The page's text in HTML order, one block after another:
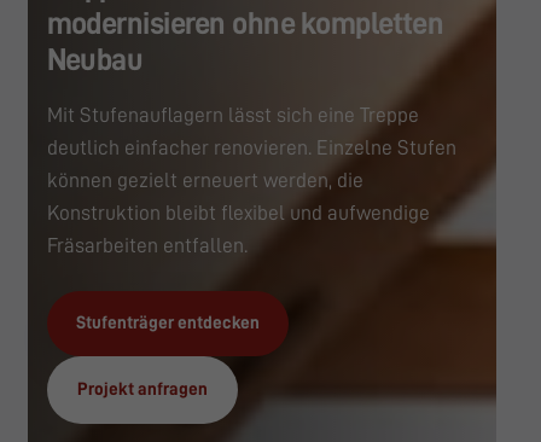
modernisieren ohne kompletten
Neubau
Mit Stufenauflagern lässt sich eine Treppe
deutlich einfacher renovieren. Einzelne Stufen
können gezielt erneuert werden, die
Konstruktion bleibt flexibel und aufwendige
Fräsarbeiten entfallen.
Stufenträger entdecken
Projekt anfragen